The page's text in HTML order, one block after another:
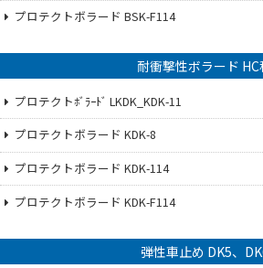
プロテクトボラード BSK-F114
耐衝撃性ボラード HC
プロテクトﾎﾞﾗｰﾄﾞ LKDK_KDK-11
プロテクトボラード KDK-8
プロテクトボラード KDK-114
プロテクトボラード KDK-F114
弾性車止め DK5、